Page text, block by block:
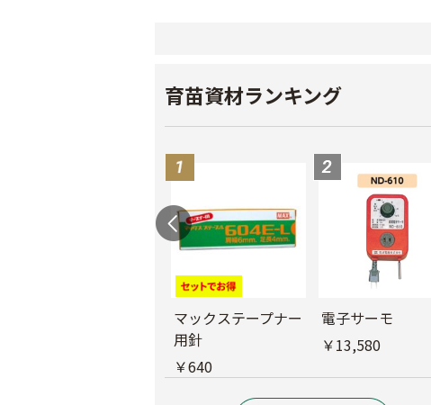
育苗資材ランキング
マックステープナー
用針
￥640
電子サーモ
￥13,580